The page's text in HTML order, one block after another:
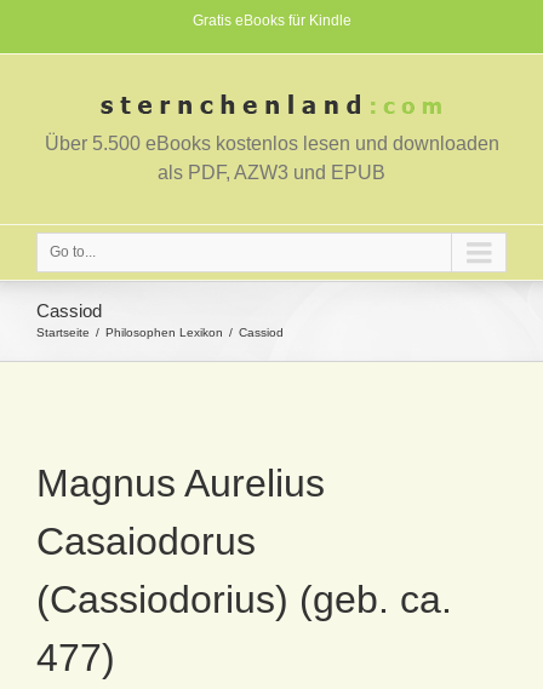
Gratis eBooks für Kindle
Über 5.500 eBooks kostenlos lesen und downloaden
als PDF, AZW3 und EPUB
Go to...
Cassiod
Startseite Philosophen Lexikon Cassiod
Magnus Aurelius
Casaiodorus
(Cassiodorius) (geb. ca.
477)